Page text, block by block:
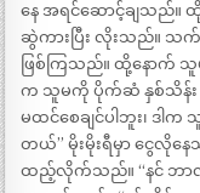
နေ အရင်ဆောင့်ချသည်
ဆွဲကားပြီး လိုးသည်။ သ
ဖြစ်ကြသည်။ ထို့နောက် သူ
က သူမကို ပိုက်ဆံ နှစ်သိန်း
မထင်စေချင်ပါဘူး၊ ဒါ
တယ်” မိုးမိုးရီမှာ ငွေလိုန
ထည့်လိုက်သည်။ “နင် ဘာ